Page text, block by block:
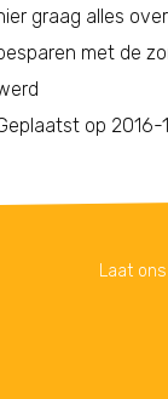
graag alles
met de
op 2016-
Laat